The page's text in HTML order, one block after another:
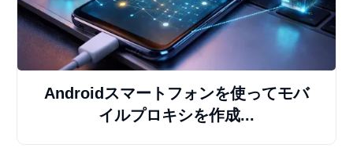
Androidスマートフォンを使ってモバ
イルプロキシを作成...